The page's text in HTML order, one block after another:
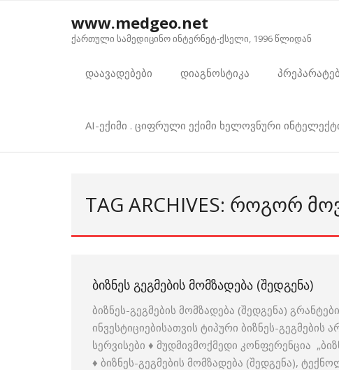
www.medgeo.net
ქართული სამედიცინო ინტერნეტ-ქსელი, 1996 წლიდან
დაავადებები დიაგნოსტიკა
AI-ექიმი . ციფრული ექიმი ხელოვნური
TAG ARCHIVES: ᲠᲝᲒᲝᲠ
ᲑᲘᲖᲜᲔᲡ ᲒᲔᲒᲛᲔᲑᲘᲡ ᲛᲝᲛᲖᲐᲓᲔᲑᲐ (ᲨᲔᲓᲒᲔᲜᲐ)
ბიზნეს-გეგმების მომზადება (შედგენა)
ინვესტიციებისათვის ტიპური ბიზნეს-
სერვისები ♦ მუდმივმოქმედი კონფერენცია
♦ ბიზნეს-გეგმების მომზადება (შედგენა),